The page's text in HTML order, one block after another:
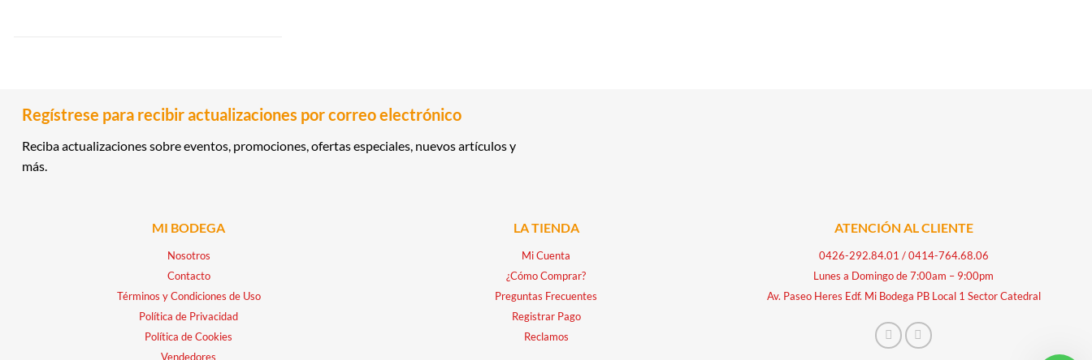
Regístrese para recibir actualizaciones por correo electrónico
Reciba actualizaciones sobre eventos, promociones, ofertas especiales, nuevos artículos y
más.
MI BODEGA
Nosotros
Contacto
Términos y Condiciones de Uso
Política de Privacidad
Política de Cookies
Vendedores
LA TIENDA
Mi Cuenta
¿Cómo Comprar?
Preguntas Frecuentes
Registrar Pago
Reclamos
ATENCIÓN AL CLIENTE
0426-292.84.01 /0414-764.68.06
Lunes a Domingo de 7:00am – 9:00pm
Av. Paseo Heres Edf. Mi Bodega PB Local 1 Sector Catedral